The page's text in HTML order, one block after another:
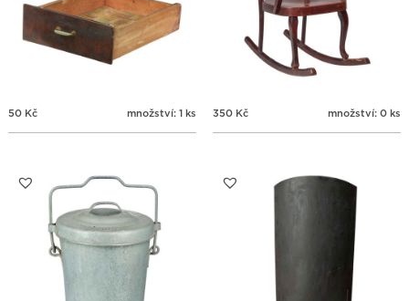
50 Kč množství: 1 ks 350 Kč množství: 0 ks